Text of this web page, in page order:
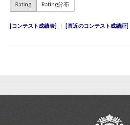
Rating Rating分布
コンテスト成績表 直近のコンテスト成績証